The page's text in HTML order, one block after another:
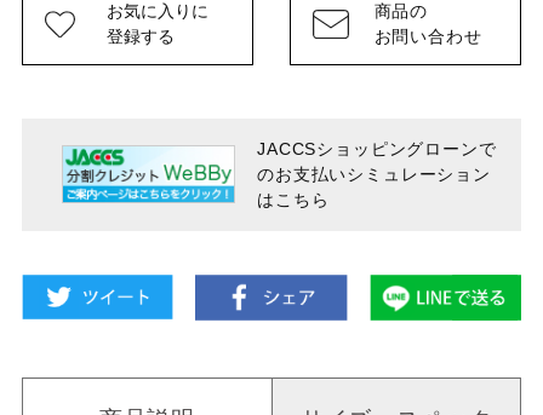
お気に入りに
登録する
商品の
お問い合わせ
JACCSショッピングローンで
のお支払いシミュレーション
はこちら